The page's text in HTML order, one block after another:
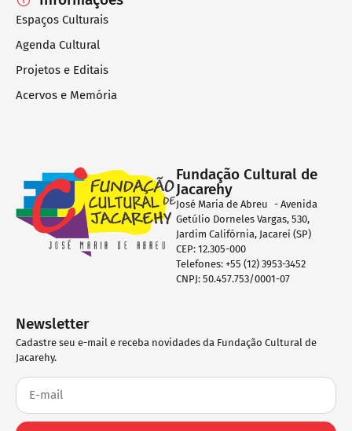
Espaços Culturais
Agenda Cultural
Projetos e Editais
Acervos e Memória
Fundação Cultural de
Jacarehy
José Maria de Abreu - Avenida
Getúlio Dorneles Vargas, 530,
Jardim Califórnia, Jacareí (SP)
CEP: 12.305-000
Telefones: +55 (12) 3953-3452
CNPJ: 50.457.753/0001-07
Newsletter
Cadastre seu e-mail e receba novidades da Fundação Cultural de
Jacarehy.